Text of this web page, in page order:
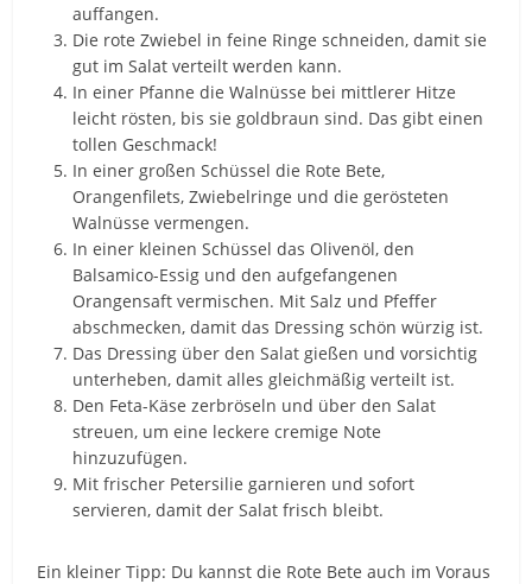
auffangen.
Die rote Zwiebel in feine Ringe schneiden, damit sie
gut im Salat verteilt werden kann.
In einer Pfanne die Walnüsse bei mittlerer Hitze
leicht rösten, bis sie goldbraun sind. Das gibt einen
tollen Geschmack!
In einer großen Schüssel die Rote Bete,
Orangenfilets, Zwiebelringe und die gerösteten
Walnüsse vermengen.
In einer kleinen Schüssel das Olivenöl, den
Balsamico-Essig und den aufgefangenen
Orangensaft vermischen. Mit Salz und Pfeffer
abschmecken, damit das Dressing schön würzig ist.
Das Dressing über den Salat gießen und vorsichtig
unterheben, damit alles gleichmäßig verteilt ist.
Den Feta-Käse zerbröseln und über den Salat
streuen, um eine leckere cremige Note
hinzuzufügen.
Mit frischer Petersilie garnieren und sofort
servieren, damit der Salat frisch bleibt.
Ein kleiner Tipp: Du kannst die Rote Bete auch im Voraus